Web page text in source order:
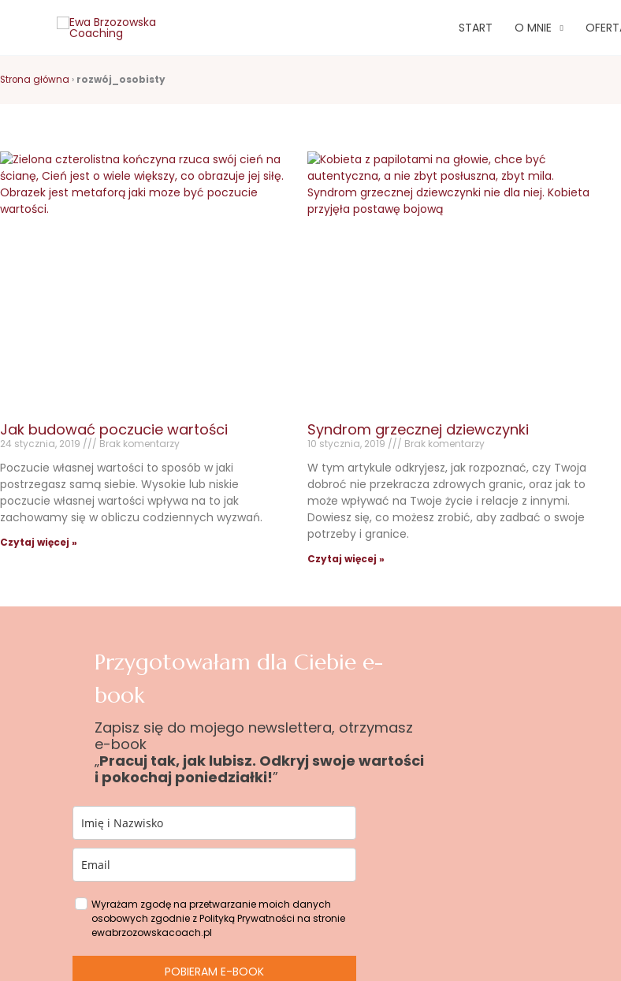
START O MNIE
Strona główna › rozwój_osobisty
Jak budować poczucie wartości
24 stycznia, 2019 Brak komentarzy
Poczucie własnej wartości to sposób w jaki
postrzegasz samą siebie. Wysokie lub niskie
poczucie własnej wartości wpływa na to jak
zachowamy się w obliczu codziennych wyzwań.
Czytaj więcej »
Syndrom grzecznej dziewczynki
10 stycznia, 2019 Brak komentarzy
W tym artykule odkryjesz, jak rozpoznać, czy Twoja
dobroć nie przekracza zdrowych granic, oraz jak to
może wpływać na Twoje życie i relacje z innymi.
Dowiesz się, co możesz zrobić, aby zadbać o swoje
potrzeby i granice.
Czytaj więcej »
Przygotowałam dla Ciebie e-
book
Zapisz się do mojego newslettera, otrzymasz
e-book
„Pracuj tak, jak lubisz. Odkryj swoje wartości
i pokochaj poniedziałki!”
Wyrażam zgodę na przetwarzanie moich danych
osobowych zgodnie z Polityką Prywatności na stronie
ewabrzozowskacoach.pl
POBIERAM E-BOOK